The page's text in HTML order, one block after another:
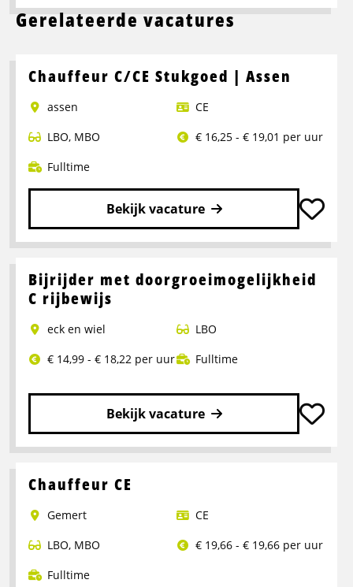
Gerelateerde vacatures
Chauffeur C/CE Stukgoed | Assen
assen
CE
LBO, MBO
€ 16,25 - € 19,01 per uur
Fulltime
Bekijk vacature
Lees
over
Chauffeur
Stukgoed
|
Assen
Bijrijder met doorgroeimogelijkheid
C rijbewijs
eck en wiel
LBO
€ 14,99 - € 18,22 per uur
Fulltime
Bekijk vacature
Lees
over
met
doorgroeimogelijkheid
rijbewijs
Chauffeur CE
Gemert
CE
LBO, MBO
€ 19,66 - € 19,66 per uur
Fulltime